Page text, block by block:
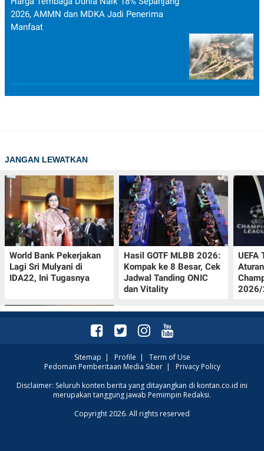
2026, AMMN dan MDKA Jadi Penerima
Manfaat
JANGAN LEWATKAN
World Bank Pekerjakan
Lagi Sri Mulyani di
IDA22, Ini Tugasnya
Hasil GOTF MLBB 2026:
Kompak ke 8 Besar, Cek
Jadwal Tanding ONIC
dan Vitality
UEFA
2026/
Jadwal Persija vs Arema
FC Perebutan Juara 3
Sitemap | Profile | Term of Use
Pedoman Pemberitaan Media Siber| Privacy Policy
Disclaimer: Seluruh konten berita yang ditayangkan di kontan.co.id ini
merupakan tanggung jawab Pemimpin Redaksi.
Copyright 2026. All rights reserved